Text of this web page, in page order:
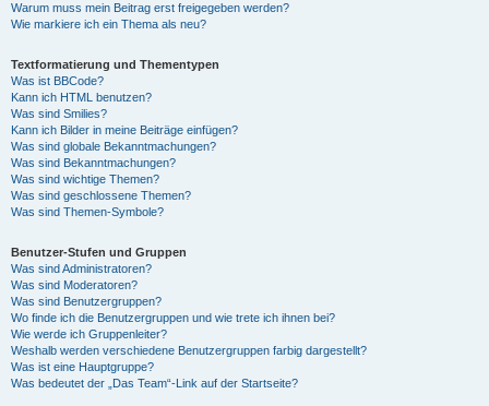
Warum muss mein Beitrag erst freigegeben werden?
Wie markiere ich ein Thema als neu?
Textformatierung und Thementypen
Was ist BBCode?
Kann ich HTML benutzen?
Was sind Smilies?
Kann ich Bilder in meine Beiträge einfügen?
Was sind globale Bekanntmachungen?
Was sind Bekanntmachungen?
Was sind wichtige Themen?
Was sind geschlossene Themen?
Was sind Themen-Symbole?
Benutzer-Stufen und Gruppen
Was sind Administratoren?
Was sind Moderatoren?
Was sind Benutzergruppen?
Wo finde ich die Benutzergruppen und wie trete ich ihnen bei?
Wie werde ich Gruppenleiter?
Weshalb werden verschiedene Benutzergruppen farbig dargestellt?
Was ist eine Hauptgruppe?
Was bedeutet der „Das Team“-Link auf der Startseite?